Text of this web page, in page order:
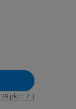
39pkt [ ? ]